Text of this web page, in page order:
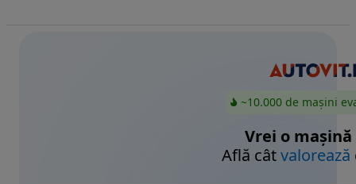
~10.000 de mașini
Vrei o mașină
Află câtvalorează